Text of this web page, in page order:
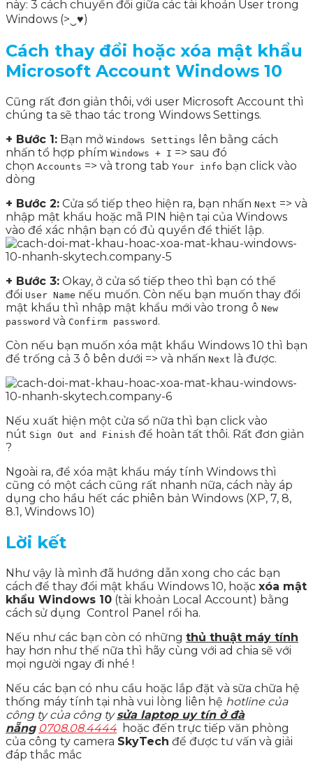
này: 3 cách chuyển đổi giữa các tài khoản User trong
Windows (>‿♥)
Cách thay đổi hoặc xóa mật khẩu
Microsoft Account Windows 10
Cũng rất đơn giản thôi, với user Microsoft Account thì
chúng ta sẽ thao tác trong Windows Settings.
+ Bước 1: Bạn mở Windows Settings
lên bằng cách
nhấn tổ hợp phím Windows + I => sau đó
chọn Accounts => và trong tab Your info bạn click vào
dòng
+ Bước 2: Cửa sổ tiếp theo hiện ra, bạn nhấn Next => và
nhập mật khẩu hoặc mã PIN hiện tại của Windows
vào để xác nhận bạn có đủ quyền để thiết lập.
+ Bước 3: Okay, ở cửa sổ tiếp theo thì bạn có thể
đổi User Name nếu muốn. Còn nếu bạn muốn thay đổi
mật khẩu thì nhập mật khẩu mới vào trong ô New
password và Confirm password .
Còn nếu bạn muốn xóa mật khẩu Windows 10 thì bạn
để trống cả 3 ô bên dưới => và nhấn Next là được.
Nếu xuất hiện một cửa sổ nữa thì bạn click vào
nút Sign Out and Finish để hoàn tất thôi. Rất đơn giản
?
Ngoài ra, để xóa mật khẩu máy tính Windows thì
cũng có một cách cũng rất nhanh nữa, cách này áp
dụng cho hầu hết các phiên bản Windows (XP, 7, 8,
8.1, Windows 10)
Lời kết
Như vậy là mình đã hướng dẫn xong cho các bạn
cách để thay đổi mật khẩu Windows 10, hoặc xóa mật
khẩu Windows 10 (tài khoản Local Account) bằng
cách sử dụng Control Panel rồi ha.
Nếu như các bạn còn có những thủ thuật máy tính
hay hơn như thế nữa thì hãy cùng với ad chia sẽ với
mọi người ngay đi nhé !
Nếu các bạn có nhu cầu hoặc lắp đặt và sữa chữa hệ
thống máy tính tại nhà vui lòng liên hệ hotline của
công ty của công tysửa laptop uy tín ở đà
nẵng 0708.08.4444 hoặc đến trực tiếp văn phòng
của công ty camera SkyTech để được tư vấn và giải
đáp thắc mắc